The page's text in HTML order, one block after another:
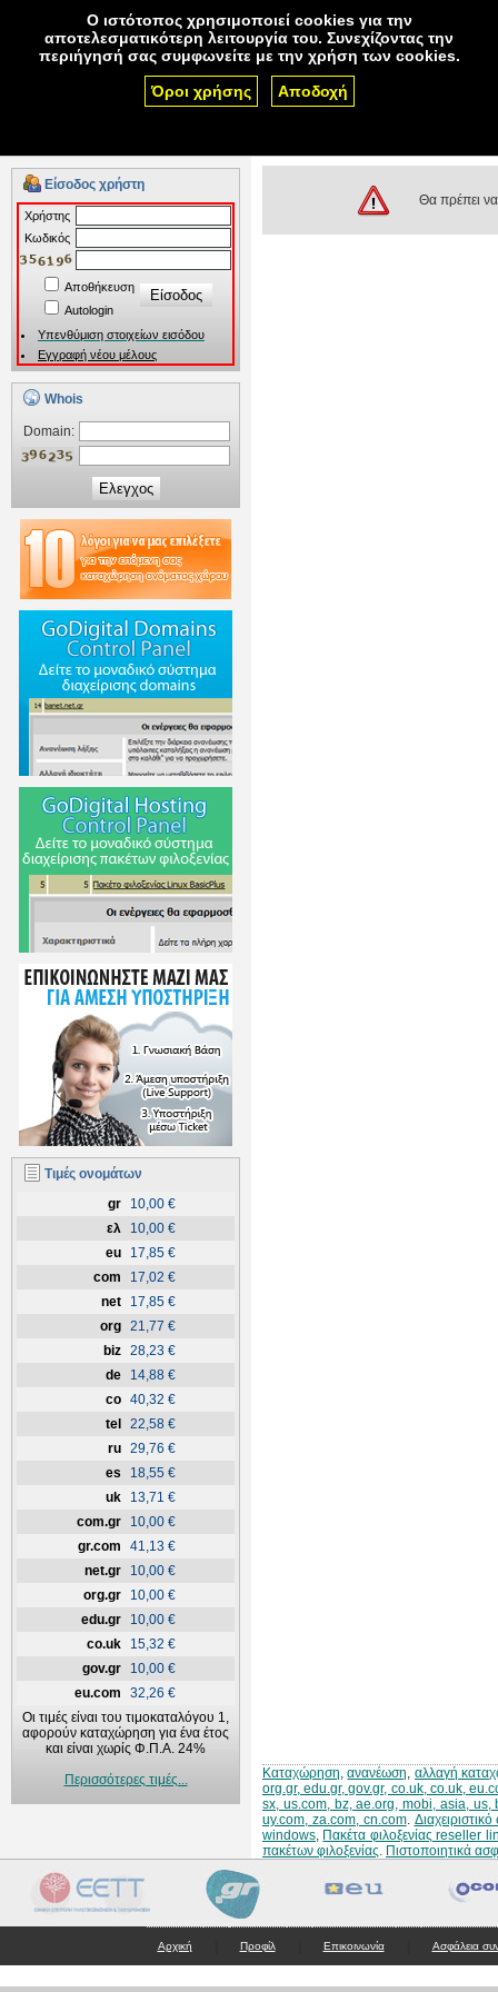
Φιλοξενία
Είσοδος χρήστη
Xρήστης
Kωδικός
Αποθήκευση
Autologin
Υπενθύμιση στοιχείων εισόδου
Εγγραφή νέου μέλους
Whois
Domain:
Ελεγχος
Τιμές ονομάτων
gr
10,00 €
ελ
10,00 €
eu
17,85 €
com
17,02 €
net
17,85 €
org 21,77 €
biz 28,23 €
de
14,88 €
co 40,32 €
tel
22,58 €
ru 29,76 €
es
18,55 €
uk
13,71 €
com.gr
10,00 €
gr.com
41,13 €
net.gr
10,00 €
org.gr
10,00 €
edu.gr
10,00 €
co.uk
15,32 €
gov.gr
10,00 €
eu.com
32,26 €
Οι τιμές είναι του τιμοκαταλόγου 1,
αφορούν καταχώρηση για ένα έτος
και είναι χωρίς Φ.Π.Α. 24%
Περισσότερες τιμές...
Θα πρέπει να
Καταχώρηση,ανανέωση, αλλαγή
org.gr, edu.gr, gov.gr, co.uk, co.uk,
sx, us.com, bz, ae.org, mobi, asia, us,
uy.com, za.com, cn.com.
windows, Πακέτα φιλοξενίας reseller
πακέτων φιλοξενίας. Πιστοποιητικά
Αρχική Προφίλ Επικοινωνία Ασφάλεια
Ο ιστότοπος χρησιμοποιεί cookies για την
αποτελεσματικότερη λειτουργία του. Συνεχίζοντας την
περιήγησή σας συμφωνείτε με την χρήση των cookies.
Όροι χρήσης
Αποδοχή